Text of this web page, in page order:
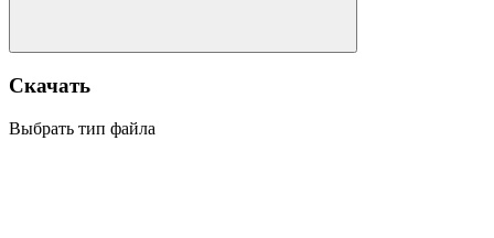
Скачать
Выбрать тип файла